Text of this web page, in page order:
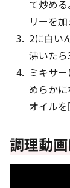
て炒め
リーを
2に白い
沸いたら
ミキサ
めらか
オイルを
調理動